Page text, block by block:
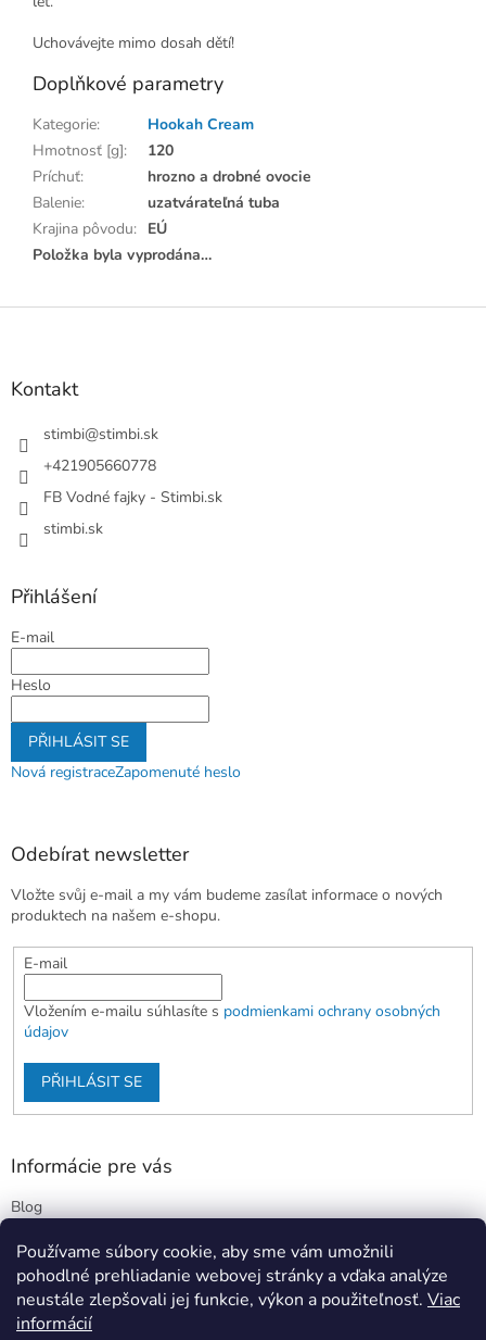
Používame súbory cookie, aby sme vám umožnili
pohodlné prehliadanie webovej stránky a vďaka analýze
neustále zlepšovali jej funkcie, výkon a použiteľnosť. Viac
informácií
Uchovávejte mimo dosah dětí!
Doplňkové parametry
Kategorie:
Hookah Cream
Hmotnosť [g]:
120
Príchuť:
hrozno a drobné ovocie
Balenie:
uzatvárateľná tuba
Krajina pôvodu: EÚ
Položka byla vyprodána…
Z
Kontakt
stimbi@stimbi.sk
+421905660778
FB Vodné fajky - Stimbi.sk
stimbi.sk
Přihlášení
E-mail
Heslo
PŘIHLÁSIT SE
Nová registraceZapomenuté heslo
Odebírat newsletter
Vložte svůj e-mail a my vám budeme zasílat informace o nových
produktech na našem e-shopu.
E-mail
Vložením e-mailu súhlasíte s podmienkami ochrany osobných
údajov
PŘIHLÁSIT SE
Informácie pre vás
Blog
Obchodné podmienky
Podmienky ochrany osobných údajov